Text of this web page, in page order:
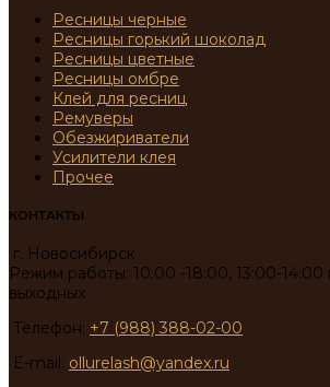
Ресницы черные
Ресницы горький шоколад
Ресницы цветные
Ресницы омбре
Клей для ресниц
Ремуверы
Обезжириватели
Усилители клея
Прочее
КОНТАКТЫ
г. Новосибирск
Режим работы: 10:00 -18:00, 13:00-14:00
выходных
Телефон: +7 (988) 388-02-00
E-mail: ollurelash@yandex.ru